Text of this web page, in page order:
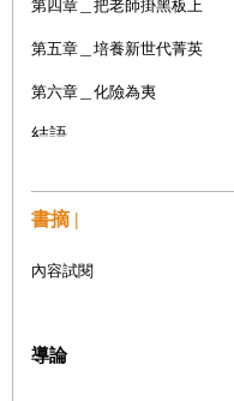
第四章＿把老師掛黑板上
第五章＿培養新世代菁英
第六章＿化險為夷
結語
附錄Ｂ＿方法論的反思
註釋
書摘 |
內容試閱
導論